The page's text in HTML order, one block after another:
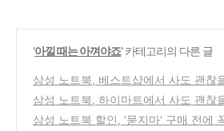
'아낄 때는 아껴야죠' 카테고리의 다른 글
삼성 노트북, 베스트샵에서 사도 괜찮
(묻지마 구매 전에 꼭 봐야 할 3가지)
삼성 노트북, 하이마트에서 사도 괜찮
(묻지마 구매 전에 꼭 봐야 할 3가지)
삼성 노트북 할인, '묻지마' 구매 전에